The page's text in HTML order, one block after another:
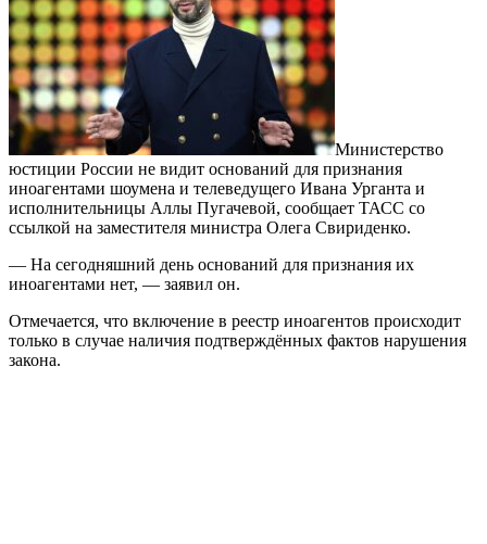
Министерство
юстиции России не видит оснований для признания
иноагентами шоумена и телеведущего Ивана Урганта и
исполнительницы Аллы Пугачевой, сообщает ТАСС со
ссылкой на заместителя министра Олега Свириденко.
— На сегодняшний день оснований для признания их
иноагентами нет, — заявил он.
Отмечается, что включение в реестр иноагентов происходит
только в случае наличия подтверждённых фактов нарушения
закона.